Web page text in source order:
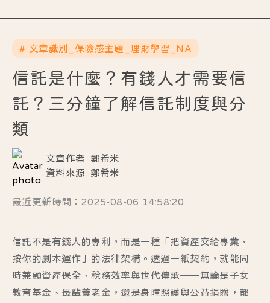
# 文章識別_保險感主題_理財學習_NA
信託是什麼？有錢人才需要信
託？三分鐘了解信託制度與分
類
文章作者
鄭希米
資料來源
鄭希米
最近更新時間：2025-08-06 14:58:20
信託不是有錢人的專利，而是一種「把資產交給專業、
按你的劇本運作」的法律架構。透過一紙契約，就能同
時兼顧資產保全、稅務效率與世代傳承——無論是子女
教育基金、長輩養老金，還是身障照護與公益捐贈，都